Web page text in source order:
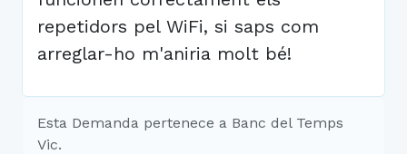
repetidors pel WiFi, si saps com
arreglar-ho m'aniria molt bé!
Esta Demanda pertenece a Banc del Temps
Vic.